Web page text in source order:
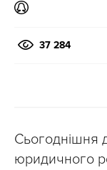
37 284
Сьогоднішня
юридичного